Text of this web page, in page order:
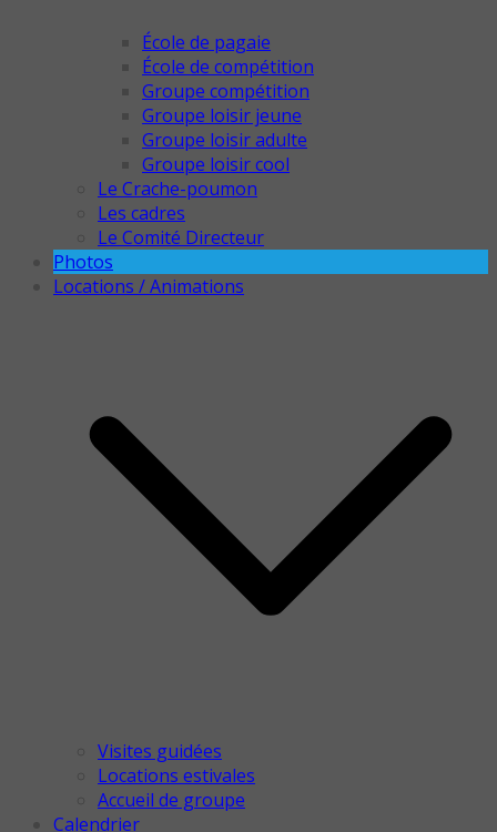
École de pagaie
École de compétition
Groupe compétition
Groupe loisir jeune
Groupe loisir adulte
Groupe loisir cool
Le Crache-poumon
Les cadres
Le Comité Directeur
Photos
Locations / Animations
Visites guidées
Locations estivales
Accueil de groupe
Calendrier